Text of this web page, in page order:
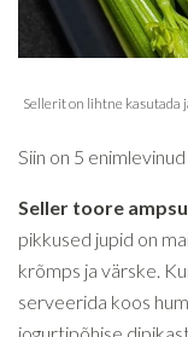
Siin on 5
Seller toore
pikkused jupid on
krõmps ja värske.
serveerida koos